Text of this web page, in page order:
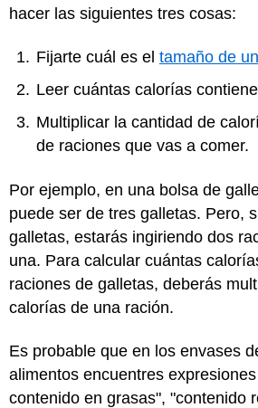
hacer las siguientes tres cosas:
Fijarte cuál es el tamaño de
Leer cuántas calorías
Multiplicar la cantidad de
de raciones que vas a comer.
Por ejemplo, en una bolsa de
puede ser de tres galletas. Pero,
galletas, estarás ingiriendo dos
una. Para calcular cuántas
raciones de galletas, deberás
calorías de una ración.
Es probable que en los envases
alimentos encuentres
contenido en grasas", "contenido